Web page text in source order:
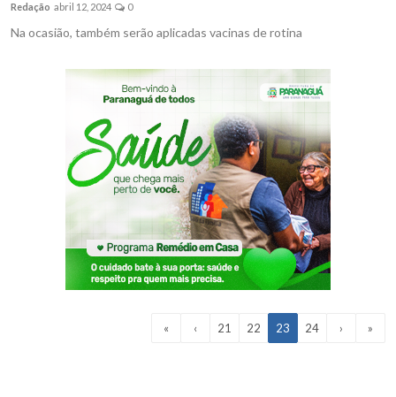
Redação abril 12, 2024 0
Na ocasião, também serão aplicadas vacinas de rotina
« ‹ 21 22 23 24 › »